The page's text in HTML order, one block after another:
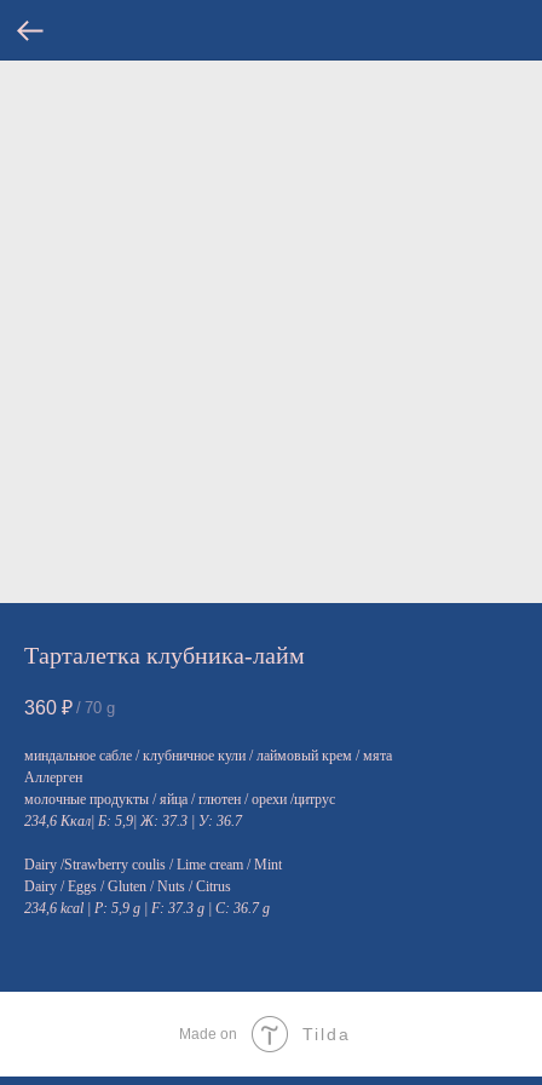
Тарталетка клубника-лайм
360 ₽ / 70 g
миндальное сабле / клубничное кули / лаймовый крем / мята
Аллерген
молочные продукты / яйца / глютен / орехи /цитрус
234,6 Ккал| Б: 5,9| Ж: 37.3 | У: 36.7
Dairy /Strawberry coulis / Lime cream / Mint
Dairy / Eggs / Gluten / Nuts / Citrus
234,6 kcal | P: 5,9 g | F: 37.3 g | C: 36.7 g
Made on Tilda